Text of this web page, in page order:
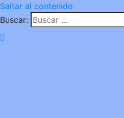
Saltar al contenido
Buscar: